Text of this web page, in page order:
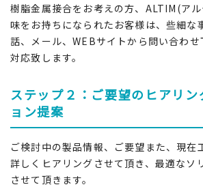
樹脂金属接合をお考えの方、ALTIM(ア
味をお持ちになられたお客様は、些細な
話、メール、WEBサイトから問い合わ
対応致します。
ステップ２：ご要望のヒアリ
ョン提案
ご検討中の製品情報、ご要望また、現在
詳しくヒアリングさせて頂き、最適なソ
させて頂きます。